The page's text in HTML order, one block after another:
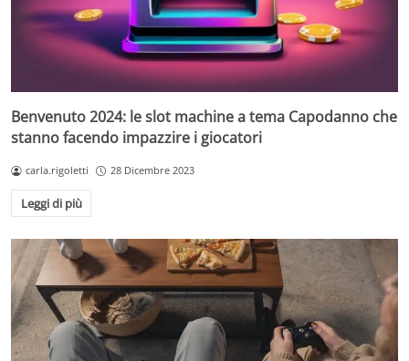
Benvenuto 2024: le slot machine a tema Capodanno che
stanno facendo impazzire i giocatori
carla.rigoletti 28 Dicembre 2023
Leggi di più